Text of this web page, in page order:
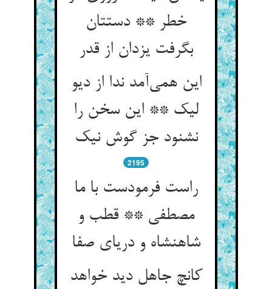
خطر ** دستتان
بگرفت یزدان از قدر
این همی‌آمد ندا از دیو
لیک ** این سخن را
نشنود جز گوش نیک
2195
راست فرمودست با ما
مصطفی ** قطب و
شاهنشاه و دریای صفا
کانچ جاهل دید خواهد